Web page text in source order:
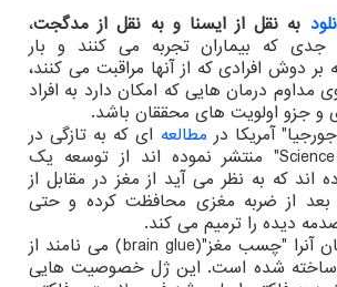
به نقل از ایسنا و به نقل از مدگجت،
جدی که بیماران تجربه می کنند و بار
بر دوش افرادی که از آنها مراقبت می کنند،
درمان هایی که امکان دارد به افراد
و جزو اولویت های محققان باشد.
آمریکا در مطالعه ای که به تازگی در
مجله "Science Advances" منتشر نموده اند از توسعه یک
اند که به نظر می آید از مغز در مقابل از
از ضربه مغزی محافظت کرده و حتی
دیده را ترمیم می کند.
این ماده که محققان آنرا "چسب مغز"(brain glue) می نامند از
ساخته شده است. این ژل خصوصیت هایی